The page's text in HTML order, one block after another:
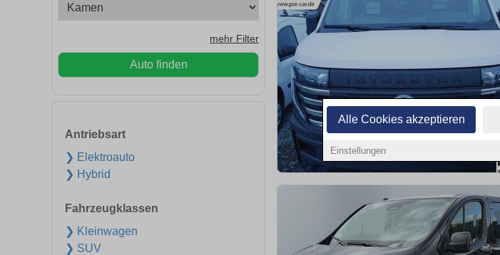
Alle Cookies akzeptieren
Einstellungen
mehr Filter
Auto finden
Antriebsart
❯ Elektroauto
❯ Hybrid
Fahrzeugklassen
❯ Kleinwagen
❯ SUV